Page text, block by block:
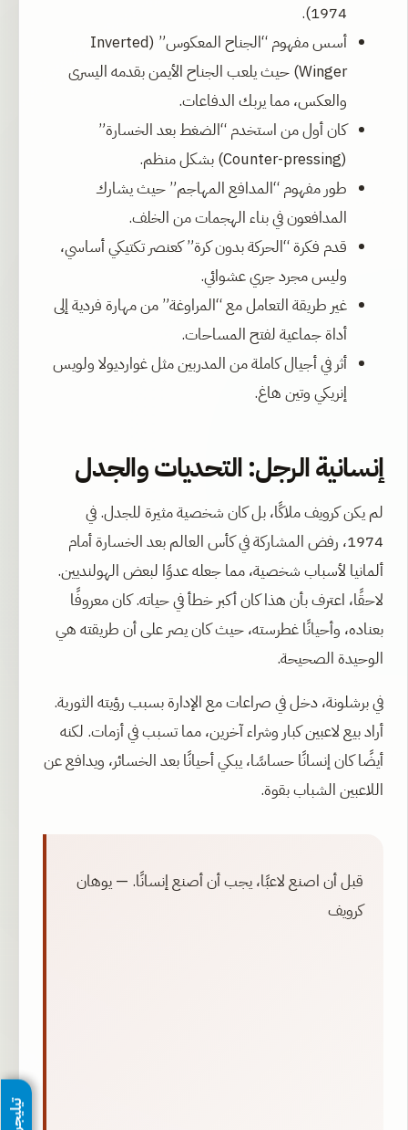
1974).
أسس مفهوم “الجناح المعكوس” (Inverted
Winger) حيث يلعب الجناح الأيمن بقدمه اليسرى
والعكس، مما يربك الدفاعات.
كان أول من استخدم “الضغط بعد الخسارة”
(Counter-pressing) بشكل منظم.
طور مفهوم “المدافع المهاجم” حيث يشارك
المدافعون في بناء الهجمات من الخلف.
قدم فكرة “الحركة بدون كرة” كعنصر تكتيكي أساسي،
وليس مجرد جري عشوائي.
غير طريقة التعامل مع “المراوغة” من مهارة فردية إلى
أداة جماعية لفتح المساحات.
أثر في أجيال كاملة من المدربين مثل غوارديولا ولويس
إنريكي وتين هاغ.
إنسانية الرجل: التحديات والجدل
لم يكن كرويف ملاكًا، بل كان شخصية مثيرة للجدل. في
1974، رفض المشاركة في كأس العالم بعد الخسارة أمام
ألمانيا لأسباب شخصية، مما جعله عدوًا لبعض الهولنديين.
لاحقًا، اعترف بأن هذا كان أكبر خطأ في حياته. كان معروفًا
بعناده، وأحيانًا غطرسته، حيث كان يصر على أن طريقته هي
الوحيدة الصحيحة.
في برشلونة، دخل في صراعات مع الإدارة بسبب رؤيته الثورية.
أراد بيع لاعبين كبار وشراء آخرين، مما تسبب في أزمات. لكنه
أيضًا كان إنسانًا حساسًا، يبكي أحيانًا بعد الخسائر، ويدافع عن
اللاعبين الشباب بقوة.
قبل أن اصنع لاعبًا، يجب أن أصنع إنسانًا. — يوهان
كرويف